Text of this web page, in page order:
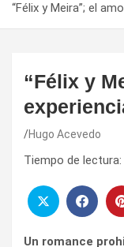
“Félix y Meira”; el
“Félix y
Hugo Acevedo
Tiempo de lectura:
Un romance